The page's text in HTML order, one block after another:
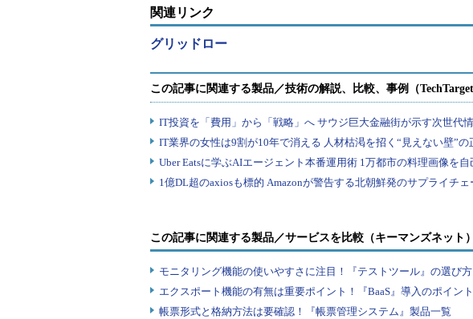
関連リンク
グリッドロー
この記事に関連する製品／サービスを比較（キーマンズネット）
モニタリング機能の使いやすさに注目！『テストツール』の選び方
エクスポート機能の有無は重要ポイント！『BaaS』導入のポイント
帳票形式と格納方法は要確認！『帳票管理システム』製品一覧